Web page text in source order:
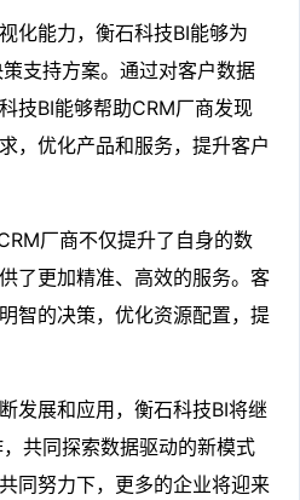
化能力，衡石科技BI能够为
支持方案。通过对客户数据
技BI能够帮助CRM厂商发现
，优化产品和服务，提升客户
厂商不仅提升了自身的数
了更加精准、高效的服务。客
智的决策，优化资源配置，提
发展和应用，衡石科技BI将继
共同探索数据驱动的新模式
同努力下，更多的企业将迎来